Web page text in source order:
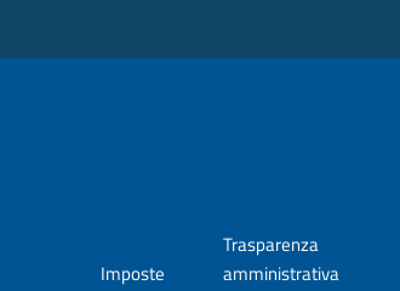
Imposte
Trasparenza
amministrativa